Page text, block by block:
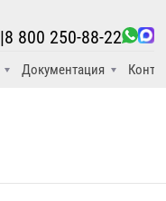
Документация
|8 800 250-88-22